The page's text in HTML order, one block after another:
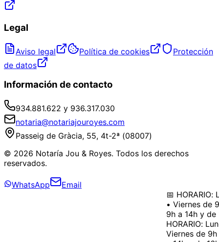
Legal
Aviso legal Política de cookies
Protección
de datos
Información de contacto
934.881.622 y 936.317.030
notaria@notariajouroyes.com
Passeig de Gràcia, 55, 4t-2ª (08007)
© 2026 Notaría Jou & Royes. Todos los derechos
reservados.
WhatsApp
Email
📅 HORARIO:
• Viernes de
9h a 14h y de
HORARIO:
Viernes de 9h